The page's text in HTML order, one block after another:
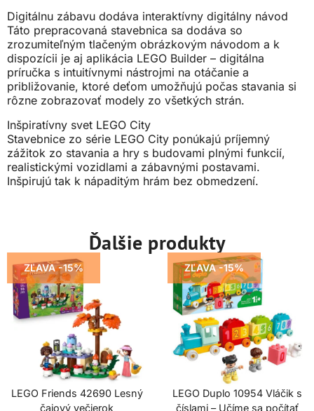
Digitálnu zábavu dodáva interaktívny digitálny návod
Táto prepracovaná stavebnica sa dodáva so
zrozumiteľným tlačeným obrázkovým návodom a k
dispozícii je aj aplikácia LEGO Builder – digitálna
príručka s intuitívnymi nástrojmi na otáčanie a
približovanie, ktoré deťom umožňujú počas stavania si
rôzne zobrazovať modely zo všetkých strán.
Inšpiratívny svet LEGO City
Stavebnice zo série LEGO City ponúkajú príjemný
zážitok zo stavania a hry s budovami plnými funkcií,
realistickými vozidlami a zábavnými postavami.
Inšpirujú tak k nápaditým hrám bez obmedzení.
Ďalšie produkty
ZĽAVA -15%
LEGO Friends 42690 Lesný
čajový večierok
ZĽAVA -15%
LEGO Duplo 10954 Vláčik s
číslami – Učíme sa počítať